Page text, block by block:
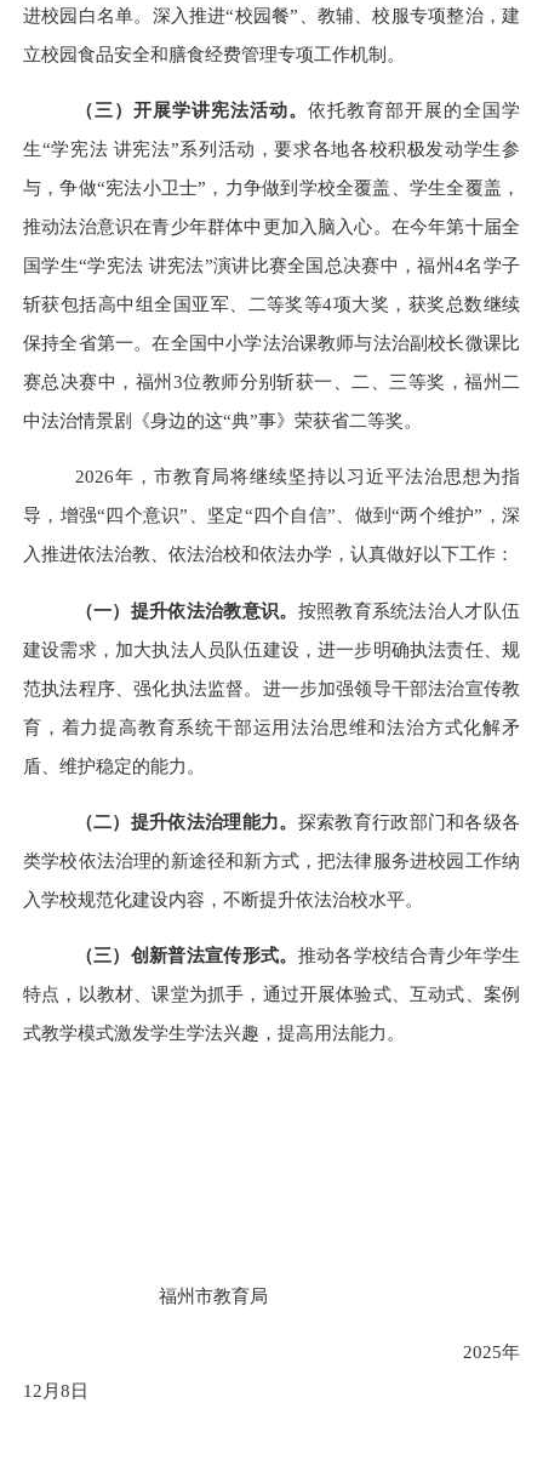
进校园白名单。 深入推进“校园餐”、教辅、校服专项整治，建
立校园食品安全和膳食经费管理专项工作机制。
（三） 开展学讲宪法活动。 依托教育部开展的全国学
生“学宪法 讲宪法”系列活动，要求各地各校积极发动学生参
与，争做“宪法小卫士”，力争做到学校全覆盖、学生全覆盖 ，
推动法治意识在青少年群体中更加入脑入心。 在今年第十届全
国学生“学宪法 讲宪法”演讲比赛全国总决赛中，福州4名学子
斩获包括高中组全国亚军、二等奖等4项大奖，获奖总数继续
保持全省第一。在全国中小学法治课教师与法治副校长微课比
赛总决赛中，福州3位教师分别斩获一、二、三等奖，福州二
中法治情景剧《身边的这“典”事》荣获省二等奖。
2026年，市教育局将继续坚持以习近平法治思想为指
导，增强“四个意识”、坚定“四个自信”、做到“两个维护”，深
入推进依法治教、依法治校和依法办学，认真做好以下工作：
（一） 提升依法治教意识。 按照教育系统法治人才队伍
建设需求，加大执法人员队伍建设，进一步明确执法责任、规
范执法程序、强化执法监督。进一步加强领导干部法治宣传教
育，着力提高教育系统干部运用法治思维和法治方式化解矛
盾、维护稳定的能力。
（二） 提升依法治理能力。 探索教育行政部门和各级各
类学校依法治理的新途径和新方式，把法律服务进校园工作纳
入学校规范化建设内容，不断提升依法治校水平。
（三）创新普法宣传形式。 推动各学校结合青少年学生
特点，以教材、课堂为抓手，通过开展体验式、互动式、案例
式教学模式激发学生学法兴趣，提高用法能力。
福州市教育局
2025年
12月8日